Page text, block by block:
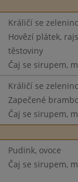
Králičí se
Hovězí plátek,
těstoviny
Čaj se sirupem,
Králičí se
Zapečené
Čaj se sirupem,
Pudink, ovoce
Čaj se sirupem,